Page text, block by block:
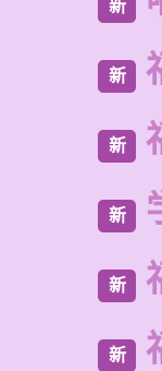
新
新
新
新
新
新